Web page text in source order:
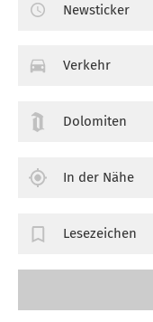
Newsticker
Verkehr
Dolomiten
In der Nähe
Lesezeichen